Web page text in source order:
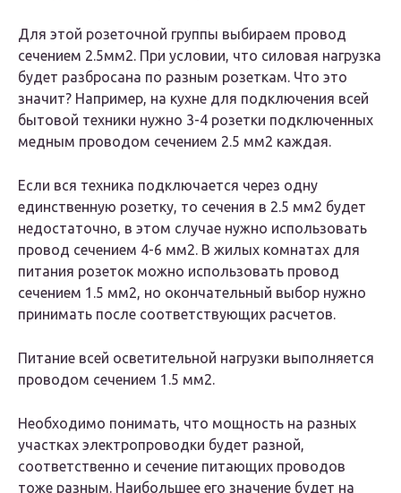
Для этой розеточной группы выбираем провод
сечением 2.5мм2. При условии, что силовая нагрузка
будет разбросана по разным розеткам. Что это
значит? Например, на кухне для подключения всей
бытовой техники нужно 3-4 розетки подключенных
медным проводом сечением 2.5 мм2 каждая.
Если вся техника подключается через одну
единственную розетку, то сечения в 2.5 мм2 будет
недостаточно, в этом случае нужно использовать
провод сечением 4-6 мм2. В жилых комнатах для
питания розеток можно использовать провод
сечением 1.5 мм2, но окончательный выбор нужно
принимать после соответствующих расчетов.
Питание всей осветительной нагрузки выполняется
проводом сечением 1.5 мм2.
Необходимо понимать, что мощность на разных
участках электропроводки будет разной,
соответственно и сечение питающих проводов
тоже разным. Наибольшее его значение будет на